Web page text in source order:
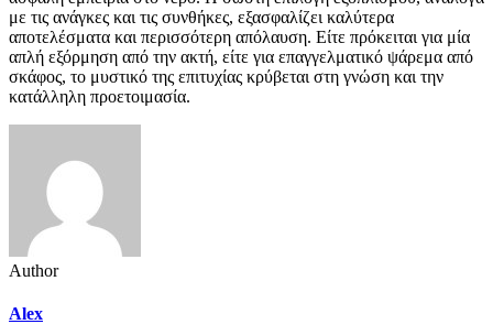
με τις ανάγκες και τις συνθήκες, εξασφαλίζει καλύτερα
αποτελέσματα και περισσότερη απόλαυση. Είτε πρόκειται για μία
απλή εξόρμηση από την ακτή, είτε για επαγγελματικό ψάρεμα από
σκάφος, το μυστικό της επιτυχίας κρύβεται στη γνώση και την
κατάλληλη προετοιμασία.
Author
Alex